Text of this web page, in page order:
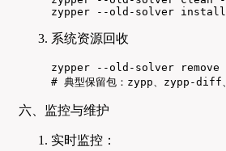
zypper --old-solver install
系统资源回收
zypper --old-solver remove
# 典型保留包：zypp、zypp-
六、监控与维护
实时监控：